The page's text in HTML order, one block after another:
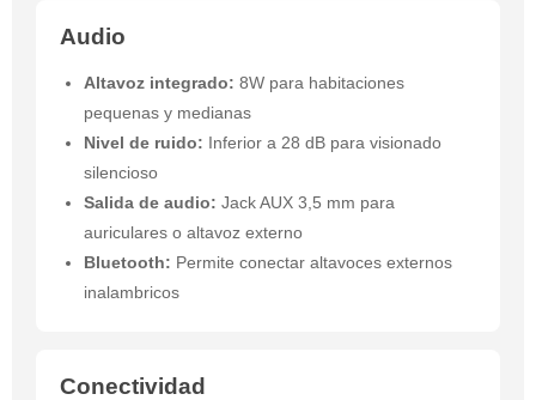
Audio
Altavoz integrado: 8W para habitaciones
pequenas y medianas
Nivel de ruido: Inferior a 28 dB para visionado
silencioso
Salida de audio: Jack AUX 3,5 mm para
auriculares o altavoz externo
Bluetooth: Permite conectar altavoces externos
inalambricos
Conectividad